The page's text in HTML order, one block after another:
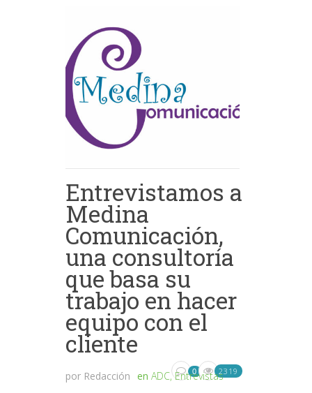
Entrevistamos a
Medina
Comunicación,
una consultoría
que basa su
trabajo en hacer
equipo con el
cliente
por Redacción en ADC,Entrevistas
0 2319